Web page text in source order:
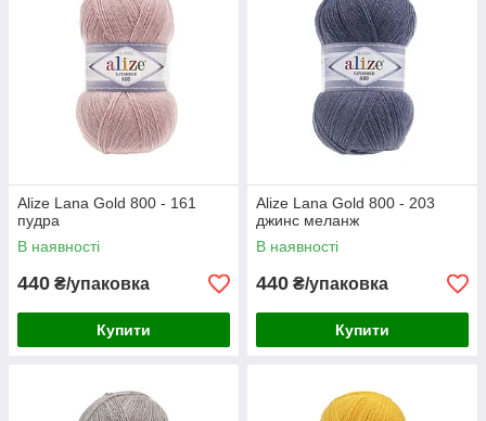
Alize Lana Gold 800 - 161
пудра
В наявності
440 ₴/упаковка
Купити
Alize Lana Gold 800 - 203
джинс меланж
В наявності
440 ₴/упаковка
Купити